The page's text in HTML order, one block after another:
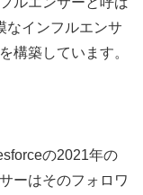
なインフルエンサ
構築しています。
の2021年の
ーはそのフォロワ